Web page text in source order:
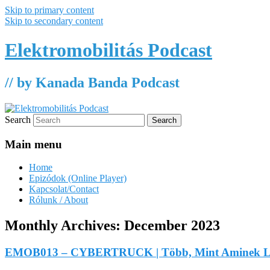
Skip to primary content
Skip to secondary content
Elektromobilitás Podcast
// by Kanada Banda Podcast
Search
Main menu
Home
Epizódok (Online Player)
Kapcsolat/Contact
Rólunk / About
Monthly Archives: December 2023
EMOB013 – CYBERTRUCK | Több, Mint Aminek